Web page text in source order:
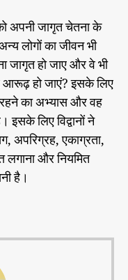
अपनी जागृत चेतना के
लोगों का जीवन भी
जागृत हो जाए और वे भी
आरूढ़ हो जाएं? इसके लिए
रहने का अभ्यास और वह
लिए विद्वानों ने
अपरिग्रह, एकाग्रता,
लगाना और नियमित
है।